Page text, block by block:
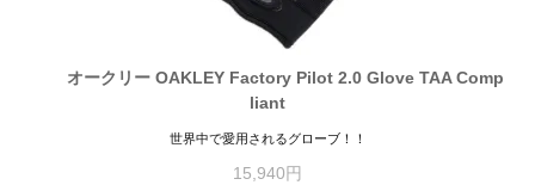
オークリー OAKLEY Factory Pilot 2.0 Glove TAA Comp
liant
世界中で愛用されるグローブ！！
15,940円